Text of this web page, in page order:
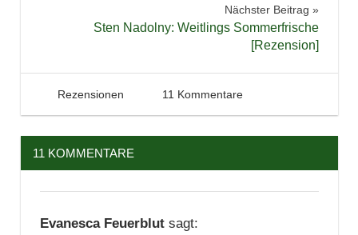
Rezension
Nächster Beitrag
Sten Nadolny: Weitlings Sommerfrische
[Rezension]
23. Juni 2013
Tintenhain
Rezensionen 11 Kommentare
11 KOMMENTARE
Evanesca Feuerblut sagt: